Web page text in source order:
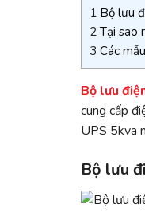
1 Bộ lưu
2Tại sao
3 Các
Bộ lưu
cung cấp
UPS 5kva
Bộ lưu